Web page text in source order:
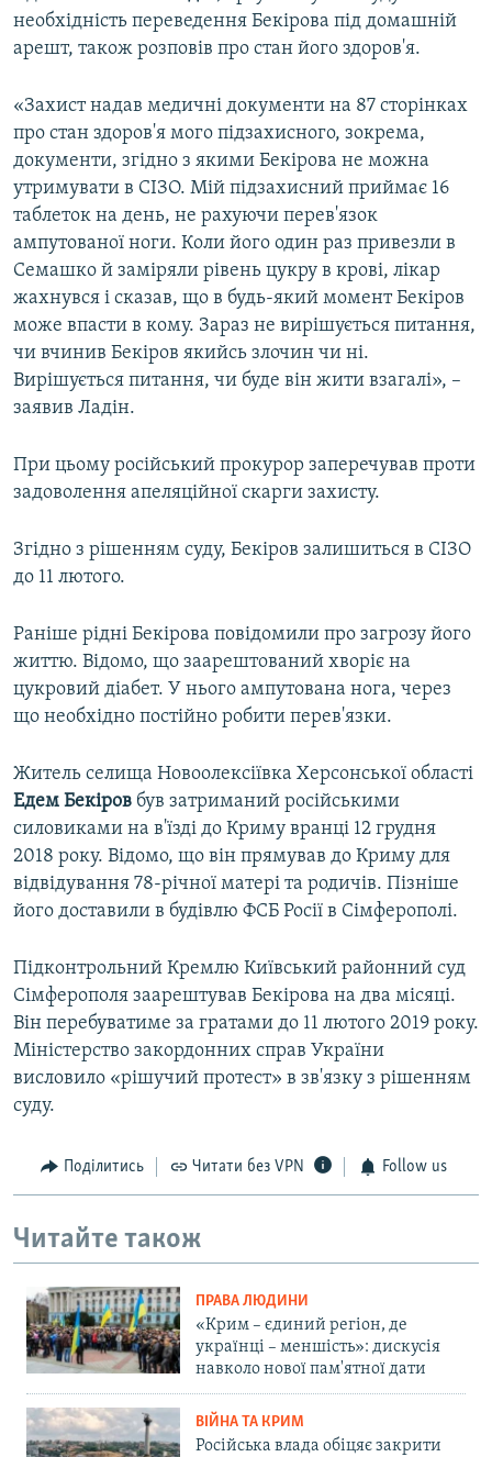
необхідність переведення Бекірова під домашній
арешт, також розповів про стан його здоров'я.
«Захист надав медичні документи на 87 сторінках
про стан здоров'я мого підзахисного, зокрема,
документи, згідно з якими Бекірова не можна
утримувати в СІЗО. Мій підзахисний приймає 16
таблеток на день, не рахуючи перев'язок
ампутованої ноги. Коли його один раз привезли в
Семашко й заміряли рівень цукру в крові, лікар
жахнувся і сказав, що в будь-який момент Бекіров
може впасти в кому. Зараз не вирішується питання,
чи вчинив Бекіров якийсь злочин чи ні.
Вирішується питання, чи буде він жити взагалі», –
заявив Ладін.
При цьому російський прокурор заперечував проти
задоволення апеляційної скарги захисту.
Згідно з рішенням суду, Бекіров залишиться в СІЗО
до 11 лютого.
Раніше рідні Бекірова повідомили про загрозу його
життю. Відомо, що заарештований хворіє на
цукровий діабет. У нього ампутована нога, через
що необхідно постійно робити перев'язки.
Житель селища Новоолексіївка Херсонської області
Едем Бекіров був затриманий російськими
силовиками на в'їзді до Криму вранці 12 грудня
2018 року. Відомо, що він прямував до Криму для
відвідування 78-річної матері та родичів. Пізніше
його доставили в будівлю ФСБ Росії в Сімферополі.
Підконтрольний Кремлю Київський районний суд
Сімферополя заарештував Бекірова на два місяці.
Він перебуватиме за гратами до 11 лютого 2019 року.
Міністерство закордонних справ України
висловило «рішучий протест» в зв'язку з рішенням
суду.
Поділитись Читати без VPN Follow us
Читайте також
ПРАВА ЛЮДИНИ
«Крим – єдиний регіон, де
українці – меншість»: дискусія
навколо нової пам'ятної дати
ВІЙНА ТА КРИМ
Російська влада обіцяє закрити